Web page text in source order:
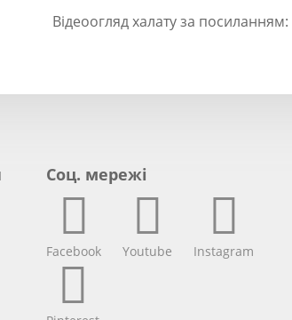
Відеоогляд халату за посиланням:
Соц. мережi
Facebook Youtube Instagram